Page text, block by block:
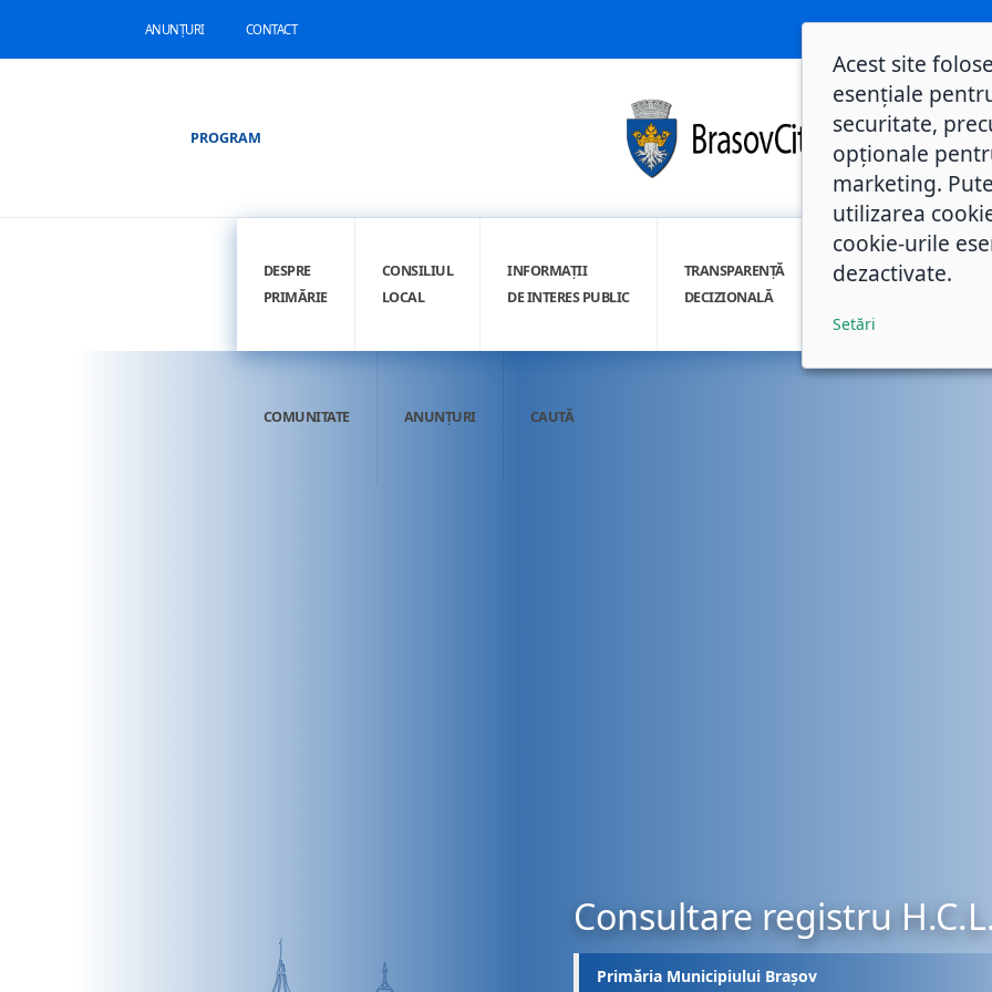
ANUNȚURI CONTACT
PROGRAM
DESPRE
PRIMĂRIE
CONSILIUL
LOCAL
INFORMAȚII
DE INTERES PUBLIC
TRANSPARENȚĂ
DECIZIONALĂ
INTEGRITATE
COMUNITATE ANUNȚURI CAUTĂ
Consultare registru
Primăria Municipiului Brașov
Acest site
esențiale
securitate,
opționale
marketing.
utilizarea
cookie-urile
dezactivate.
Setări